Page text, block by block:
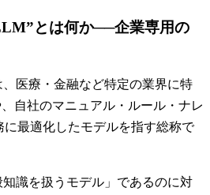
とは何か──企業専用の
医療・金融など特定の業界に特
自社のマニュアル・ルール・ナレ
に最適化したモデルを指す総称で
識を扱うモデル」であるのに対